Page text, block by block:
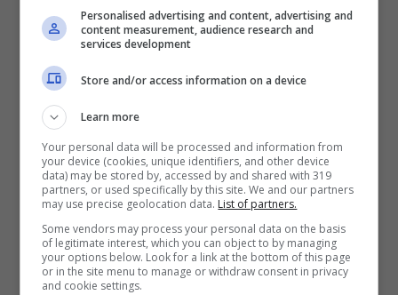
suo interesse. Per come è fatto e per come
conosce la città e la tifoseria, vorrebbe
prendereAllegriperché lo vede come
allenatore più immediato e che potrebbe
responsabilizzare sempre di più e ancora di
più gli americani.
Allegri è una specie diMourinho, ma non è
uno che ti volta le spalle se le cose non
Personalised advertising and content, advertising and
content measurement, audience research and
services development
Store and/or access information on a device
Learn more
Your personal data will be processed and information from
your device (cookies, unique identifiers, and other device
data) may be stored by, accessed by and shared with 319
partners, or used specifically by this site. We and our partners
may use precise geolocation data. List of partners.
Some vendors may process your personal data on the basis
of legitimate interest, which you can object to by managing
your options below. Look for a link at the bottom of this page
or in the site menu to manage or withdraw consent in privacy
and cookie settings.